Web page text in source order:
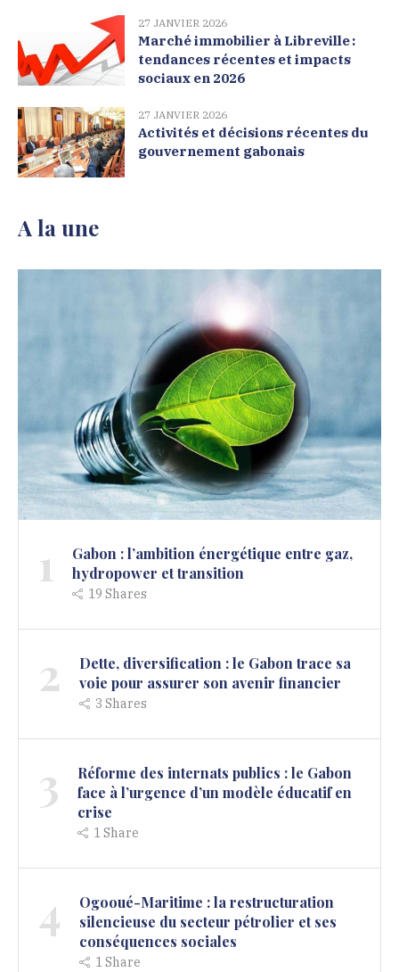
27 JANVIER 2026
Marché immobilier à Libreville :
tendances récentes et impacts
sociaux en 2026
27 JANVIER 2026
Activités et décisions récentes du
gouvernement gabonais
A la une
1
Gabon : l’ambition énergétique entre gaz,
hydropower et transition
19 Shares
2
Dette, diversification : le Gabon trace sa
voie pour assurer son avenir financier
3 Shares
3
Réforme des internats publics : le Gabon
face à l’urgence d’un modèle éducatif en
crise
1Share
4
Ogooué-Maritime : la restructuration
silencieuse du secteur pétrolier et ses
conséquences sociales
1Share